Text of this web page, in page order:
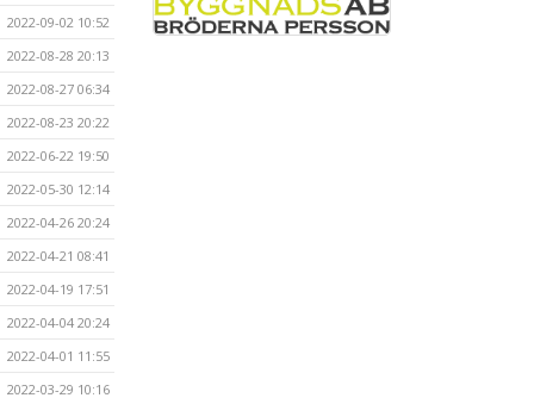
2022-09-02 10:52
2022-08-28 20:13
2022-08-27 06:34
2022-08-23 20:22
2022-06-22 19:50
2022-05-30 12:14
2022-04-26 20:24
2022-04-21 08:41
2022-04-19 17:51
2022-04-04 20:24
2022-04-01 11:55
2022-03-29 10:16